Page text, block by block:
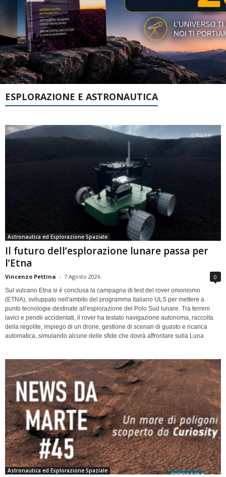
ESPLORAZIONE E ASTRONAUTICA
Astronautica ed Esplorazione Spaziale
Il futuro dell’esplorazione lunare passa per
l’Etna
Vincenzo Pettina - 7 Agosto 2026 0
Sul vulcano Etna si è conclusa la campagna di test del rover omoniomo
(ETNA), sviluppato nell'ambito del programma italiano ULS per mettere a
punto tecnologie destinate all'esplorazione del Polo Sud lunare. Tra terreni
lavici e pendii accidentati, il rover ha testato navigazione autonoma, raccolta
della regolite, impiego di un drone, gestione di scenari di guasto e ricarica
automatica, simulando alcune delle sfide che dovrà affrontare sulla Luna
Astronautica ed Esplorazione Spaziale